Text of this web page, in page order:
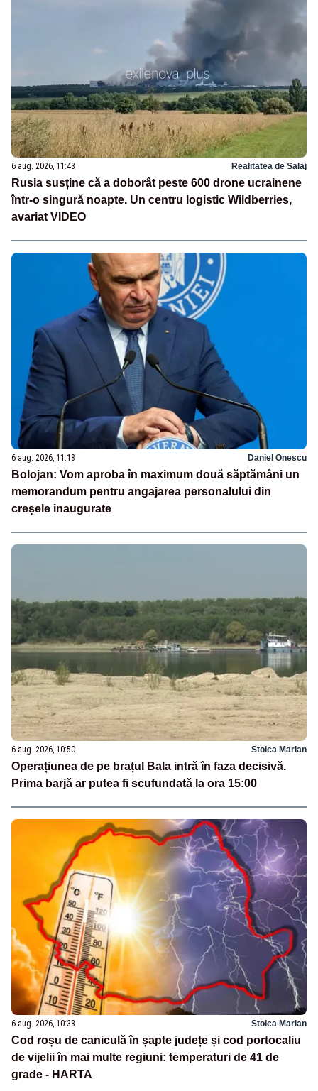
6 aug. 2026, 11:43 Realitatea de Salaj
Rusia susține că a doborât peste 600 drone ucrainene
într-o singură noapte. Un centru logistic Wildberries,
avariat VIDEO
6 aug. 2026, 11:18 Daniel Onescu
Bolojan: Vom aproba în maximum două săptămâni un
memorandum pentru angajarea personalului din
creșele inaugurate
6 aug. 2026, 10:50 Stoica Marian
Operațiunea de pe brațul Bala intră în faza decisivă.
Prima barjă ar putea fi scufundată la ora 15:00
6 aug. 2026, 10:38 Stoica Marian
Cod roșu de caniculă în șapte județe și cod portocaliu
de vijelii în mai multe regiuni: temperaturi de 41 de
grade - HARTA